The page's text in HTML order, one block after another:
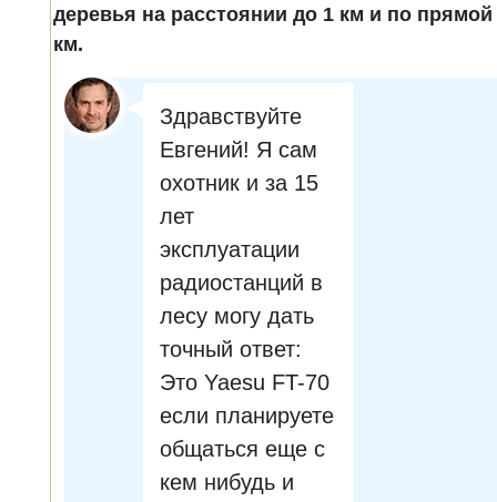
деревья на расстоянии до 1 км и по
км.
Здравствуйте
Евгений! Я сам
охотник и за 15
лет
эксплуатации
радиостанций в
лесу могу дать
точный ответ:
Это Yaesu FT-70
если планируете
общаться еще с
кем нибудь и